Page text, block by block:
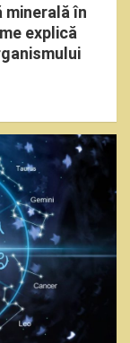
minerală în
explică